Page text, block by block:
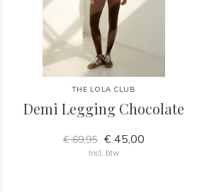
THE LOLA CLUB
Demi Legging Chocolate
€ 69,95 € 45,00
Incl. btw